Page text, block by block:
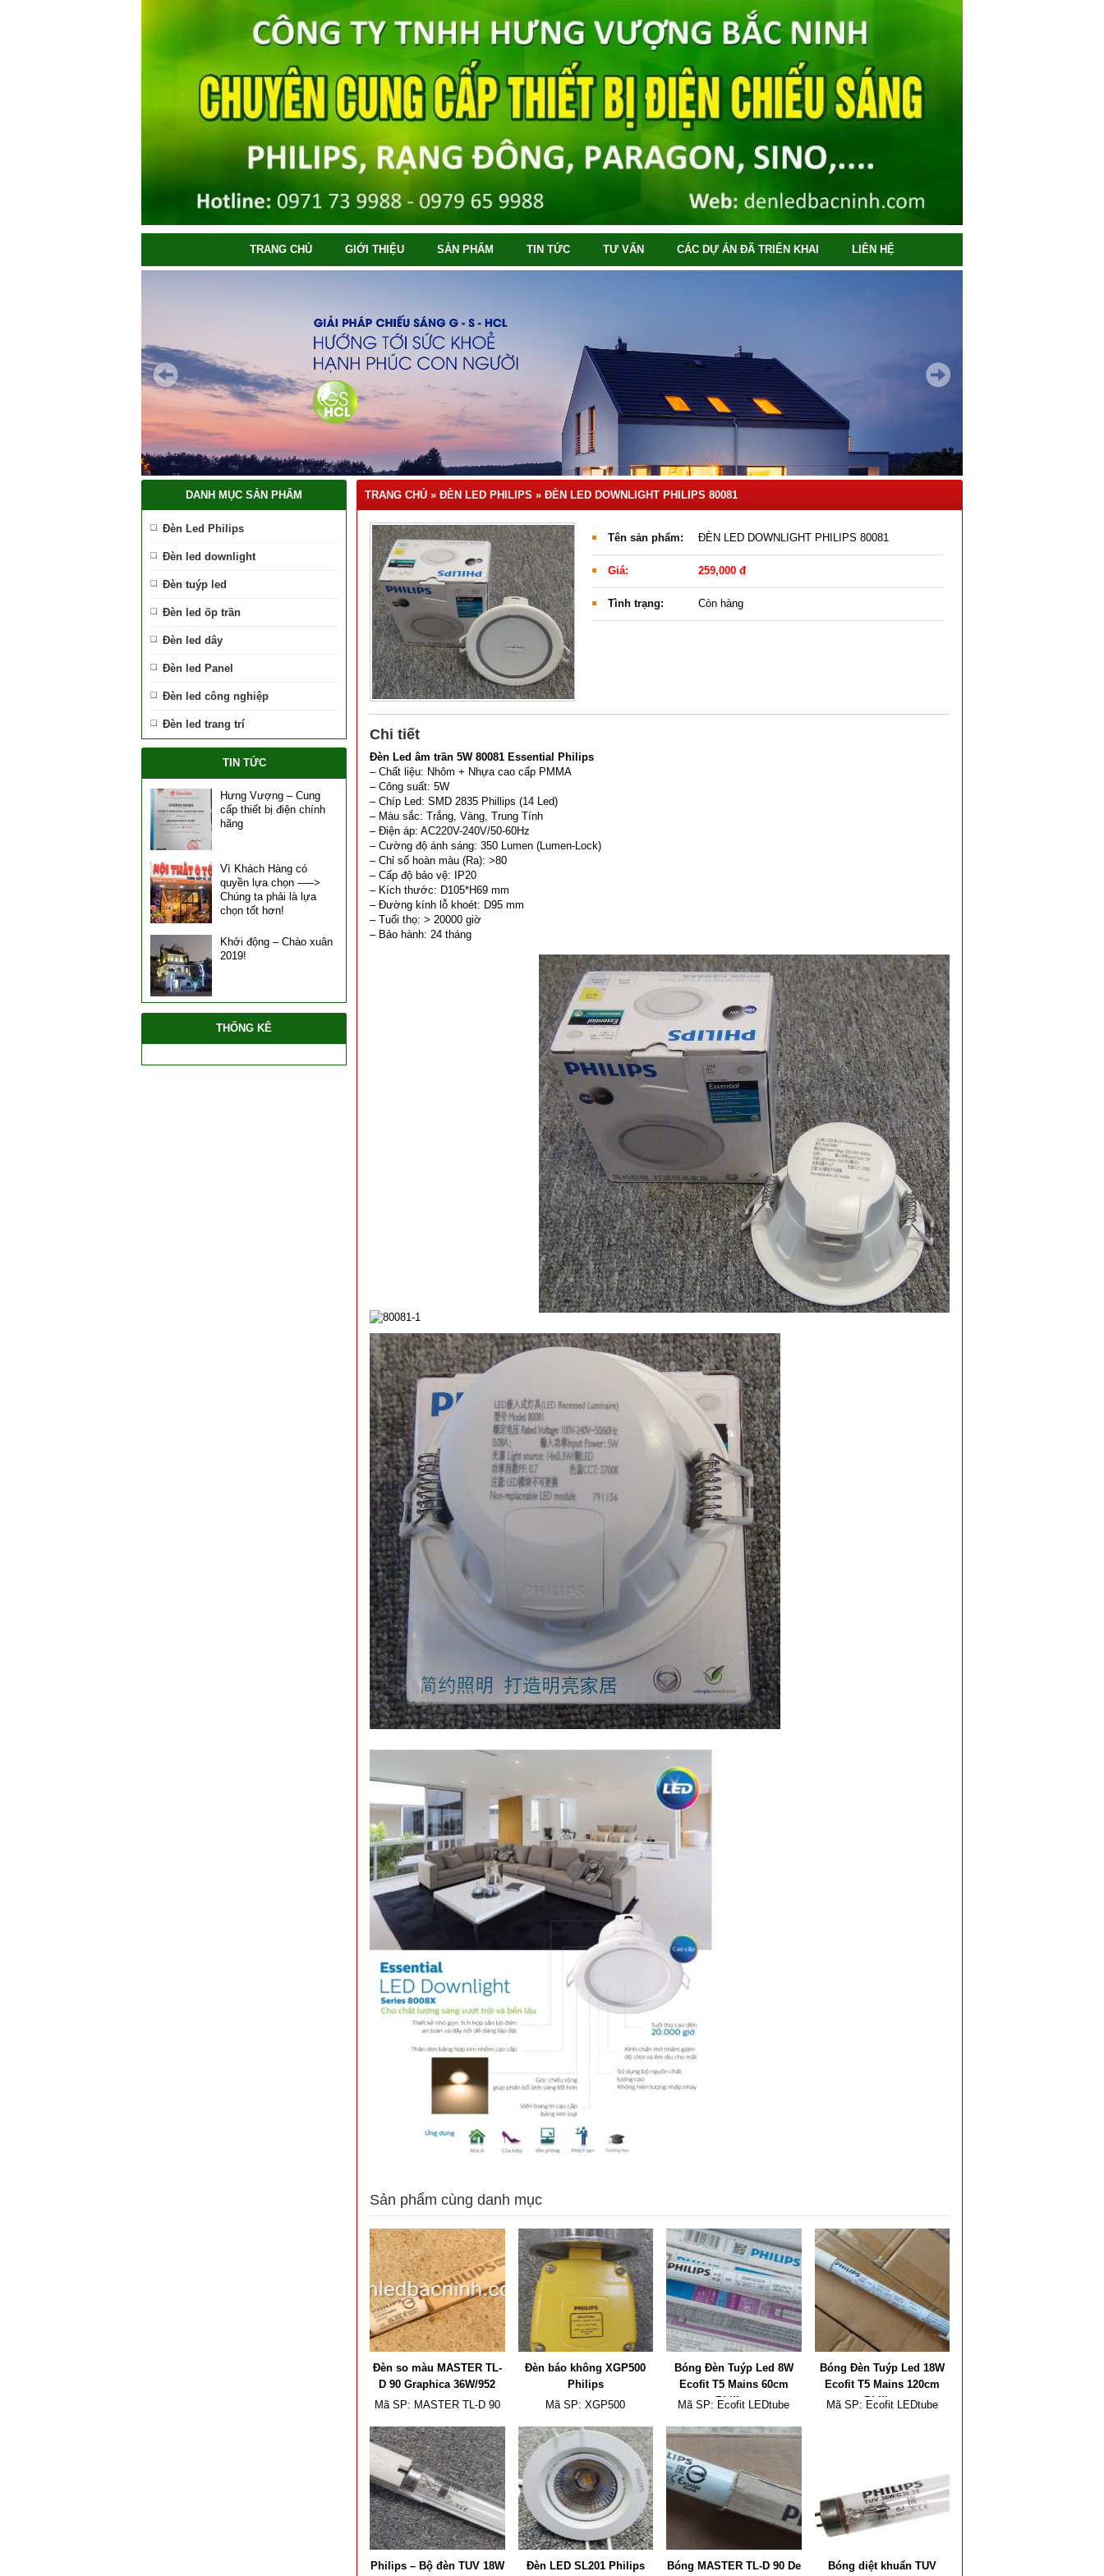
TRANG CHỦ GIỚI THIỆU SẢN PHẨM TIN TỨC TƯ VẤN CÁC DỰ ÁN ĐÃ TRIỂN KHAI LIÊN HỆ
DANH MỤC SẢN PHẨM
Đèn Led Philips
Đèn led downlight
Đèn tuýp led
Đèn led ốp trần
Đèn led dây
Đèn led Panel
Đèn led công nghiệp
Đèn led trang trí
TIN TỨC
Hưng Vượng – Cung
cấp thiết bị điện chính
hãng
Vì Khách Hàng có
quyền lựa chọn —–>
Chúng ta phải là lựa
chọn tốt hơn!
Khởi động – Chào xuân
2019!
THỐNG KÊ
TRANG CHỦ » ĐÈN LED PHILIPS » ĐÈN LED DOWNLIGHT PHILIPS 80081
Tên sản phẩm: ĐÈN LED DOWNLIGHT PHILIPS 80081
Giá: 259,000 đ
Tình trạng: Còn hàng
Chi tiết
Đèn Led âm trần 5W 80081 Essential Philips
– Chất liệu: Nhôm + Nhựa cao cấp PMMA
– Công suất: 5W
– Chíp Led: SMD 2835 Phillips (14 Led)
– Màu sắc: Trắng, Vàng, Trung Tính
– Điện áp: AC220V-240V/50-60Hz
– Cường độ ánh sáng: 350 Lumen (Lumen-Lock)
– Chỉ số hoàn màu (Ra): >80
– Cấp độ bảo vệ: IP20
– Kích thước: D105*H69 mm
– Đường kính lỗ khoét: D95 mm
– Tuổi thọ: > 20000 giờ
– Bảo hành: 24 tháng
Sản phẩm cùng danh mục
Đèn so màu MASTER TL-
D 90 Graphica 36W/952
Mã SP: MASTER TL-D 90
Đèn báo không XGP500
Philips
Mã SP:XGP500
Bóng Đèn Tuýp Led 8W
Ecofit T5 Mains 60cm
Philips
Mã SP: Ecofit LEDtube
I APR
Bóng Đèn Tuýp Led 18W
Ecofit T5 Mains 120cm
Philips
Mã SP: Ecofit LEDtube
Philips – Bộ đèn TUV 18W Đèn LED SL201 Philips Bóng MASTER TL-D 90 De Bóng diệt khuẩn TUV